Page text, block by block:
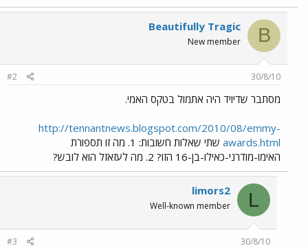
B
Beautifully Tragic
New member
30/8/10
#2
מסתבר שדיויד היה אתמול בטקס האמי.
http://tennantnews.blogspot.com/2010/08/emmy-
awards.html
שתי שאלות חשובות: 1. מה זו תספורת
האימו-מודרני-כאילו-בן-16 הזו? 2. מה לעזאזל הוא לובש?
L
limors2
Well-known member
30/8/10
#3